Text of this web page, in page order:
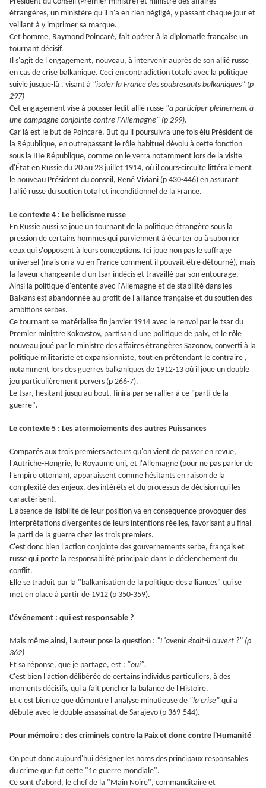
étrangères, un ministère qu'il n'a en rien négligé, y passant chaque jour et
veillant à y imprimer sa marque.
Cet homme, Raymond Poincaré, fait opérer à la diplomatie française un
tournant décisif.
Il s'agit de l'engagement, nouveau, à intervenir auprès de son allié russe
en cas de crise balkanique. Ceci en contradiction totale avec la politique
suivie jusque-là , visant à "isoler la France des soubresauts balkaniques" (p
297)
Cet engagement vise à pousser ledit allié russe "à participer pleinement à
une campagne conjointe contre l'Allemagne" (p 299).
Car là est le but de Poincaré. But qu'il poursuivra une fois élu Président de
la République, en outrepassant le rôle habituel dévolu à cette fonction
sous la IIIe République, comme on le verra notamment lors de la visite
d'État en Russie du 20 au 23 juillet 1914, où il cours-circuite littéralement
le nouveau Président du conseil, René Viviani (p 430-446) en assurant
l'allié russe du soutien total et inconditionnel de la France.
Le contexte 4 : Le bellicisme russe
En Russie aussi se joue un tournant de la politique étrangère sous la
pression de certains hommes qui parviennent à écarter ou à suborner
ceux qui s'opposent à leurs conceptions. Ici joue non pas le suffrage
universel (mais on a vu en France comment il pouvait être détourné), mais
la faveur changeante d'un tsar indécis et travaillé par son entourage.
Ainsi la politique d'entente avec l'Allemagne et de stabilité dans les
Balkans est abandonnée au profit de l'alliance française et du soutien des
ambitions serbes.
Ce tournant se matérialise fin janvier 1914 avec le renvoi par le tsar du
Premier ministre Kokovstov, partisan d'une politique de paix, et le rôle
nouveau joué par le ministre des affaires étrangères Sazonov, converti à la
politique militariste et expansionniste, tout en prétendant le contraire ,
notamment lors des guerres balkaniques de 1912-13 où il joue un double
jeu particulièrement pervers (p 266-7).
Le tsar, hésitant jusqu'au bout, finira par se rallier à ce "parti de la
guerre".
Le contexte 5 : Les atermoiements des autres Puissances
Comparés aux trois premiers acteurs qu'on vient de passer en revue,
l'Autriche-Hongrie, le Royaume uni, et l'Allemagne (pour ne pas parler de
l'Empire ottoman), apparaissent comme hésitants en raison de la
complexité des enjeux, des intérêts et du processus de décision qui les
caractérisent.
L'absence de lisibilité de leur position va en conséquence provoquer des
interprétations divergentes de leurs intentions réelles, favorisant au final
le parti de la guerre chez les trois premiers.
C'est donc bien l'action conjointe des gouvernements serbe, français et
russe qui porte la responsabilité principale dans le déclenchement du
conflit.
Elle se traduit par la "balkanisation de la politique des alliances" qui se
met en place à partir de 1912 (p 350-359).
L'événement : qui est responsable ?
Mais même ainsi, l'auteur pose la question : "L'avenir était-il ouvert ?" (p
362)
Et sa réponse, que je partage, est : "oui".
C'est bien l'action délibérée de certains individus particuliers, à des
moments décisifs, qui a fait pencher la balance de l'Histoire.
Et c'est bien ce que démontre l'analyse minutieuse de "la crise" qui a
débuté avec le double assassinat de Sarajevo (p 369-544).
Pour mémoire : des criminels contre la Paix et donc contre l'Humanité
On peut donc aujourd'hui désigner les noms des principaux responsables
du crime que fut cette "1e guerre mondiale".
Ce sont d'abord, le chef de la "Main Noire", commanditaire et